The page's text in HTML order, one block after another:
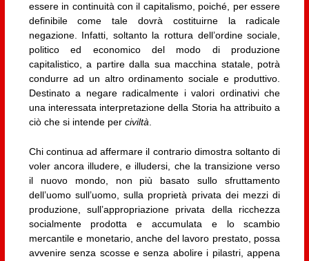
essere in continuità con il capitalismo, poiché, per essere
definibile come tale dovrà costituirne la radicale
negazione. Infatti, soltanto la rottura dell’ordine sociale,
politico ed economico del modo di produzione
capitalistico, a partire dalla sua macchina statale, potrà
condurre ad un altro ordinamento sociale e produttivo.
Destinato a negare radicalmente i valori ordinativi che
una interessata interpretazione della Storia ha attribuito a
ciò che si intende per civiltà
Chi continua ad affermare il contrario dimostra soltanto di
voler ancora illudere, e illudersi, che la transizione verso
il nuovo mondo, non più basato sullo sfruttamento
dell’uomo sull’uomo, sulla proprietà privata dei mezzi di
produzione, sull’appropriazione privata della ricchezza
socialmente prodotta e accumulata e lo scambio
mercantile e monetario, anche del lavoro prestato, possa
avvenire senza scosse e senza abolire i pilastri, appena